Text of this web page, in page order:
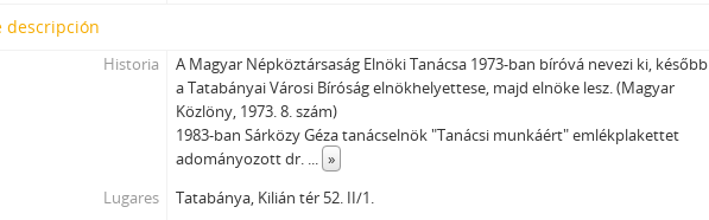
descripción
Historia
A Magyar Népköztársaság Elnöki Tanácsa 1973-ban bíróvá nevezi ki, később
a Tatabányai Városi Bíróság elnökhelyettese, majd elnöke lesz. (Magyar
Közlöny, 1973. 8. szám)
1983-ban Sárközy Géza tanácselnök "Tanácsi munkáért" emlékplakettet
adományozott dr. ... »
Lugares
Tatabánya, Kilián tér 52. II/1.